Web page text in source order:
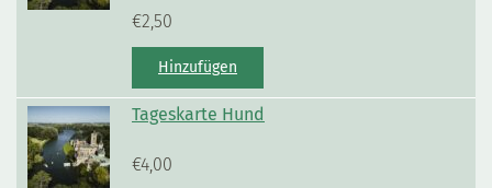
€2,50
Hinzufügen
Tageskarte Hund
€4,00